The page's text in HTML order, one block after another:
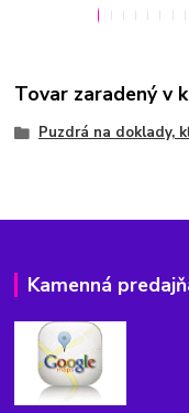
Tovar zaradený v
Puzdrá na doklady,
Kamenná